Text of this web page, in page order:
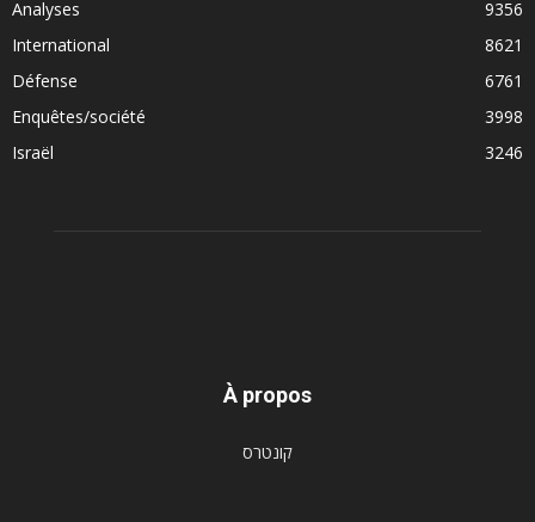
Analyses
9356
International
8621
Défense
6761
Enquêtes/société
3998
Israël
3246
À propos
קונטרס